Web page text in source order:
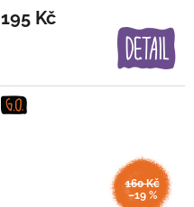
195 Kč
160 Kč
–19 %